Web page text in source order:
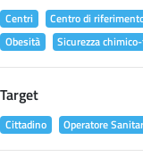
Centri Centro di
Obesità
Sicurezza
Target
Cittadino Operatore